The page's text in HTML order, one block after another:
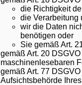
die Richtigkeit
die Verarbeitung
wir die Daten
benötigen oder
Sie gemäß Art.
gemäß Art. 20
maschinenlesebaren
gemäß Art. 77
Aufsichtsbehörde